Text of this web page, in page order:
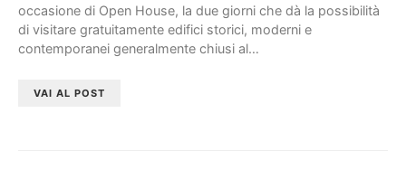
occasione di Open House, la due giorni che dà la possibilità
di visitare gratuitamente edifici storici, moderni e
contemporanei generalmente chiusi al…
VAI AL POST